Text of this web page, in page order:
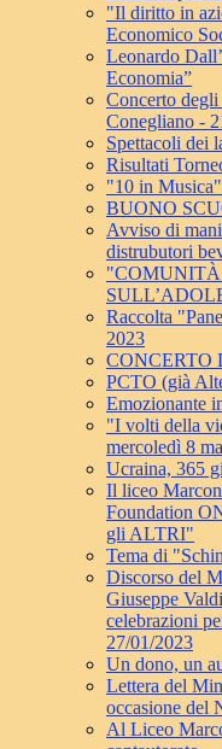
"Il diritto in
Economico
Leonardo
Economia”
Concerto
Conegliano -
Spettacoli dei
Risultati
"10 in
BUONO
Avviso di
distrubutori
Raccolta
2023
CONCERTO
PCTO (già
Emozionante
"I volti della
mercoledì 8
Ucraina, 365
Il liceo
Foundation
gli ALTRI"
Tema di
Discorso del
Giuseppe
celebrazioni
27/01/2023
Un dono, un
Lettera del
occasione del
Al Liceo